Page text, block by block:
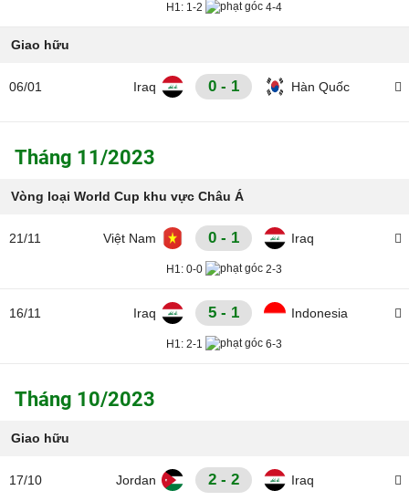
H1: 1-2 4-4
Giao hữu
06/01 Iraq 0 - 1 Hàn Quốc
Tháng 11/2023
Vòng loại World Cup khu vực Châu Á
21/11 Việt Nam 0 - 1 Iraq
H1: 0-0 2-3
16/11 Iraq 5 - 1 Indonesia
H1: 2-1 6-3
Tháng 10/2023
Giao hữu
17/10 Jordan 2 - 2 Iraq